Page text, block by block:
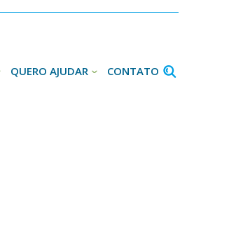
QUERO AJUDAR CONTATO